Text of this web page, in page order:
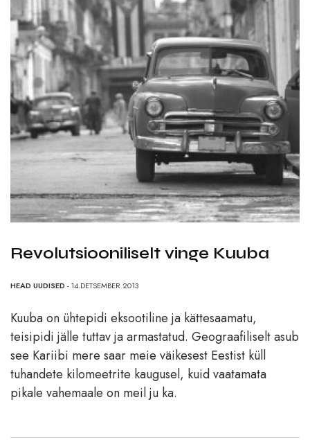
Revolutsiooniliselt vinge Kuuba
HEAD UUDISED - 14.DETSEMBER 2013
Kuuba on ühtepidi eksootiline ja kättesaamatu,
teisipidi jälle tuttav ja armastatud. Geograafiliselt asub
see Kariibi mere saar meie väikesest Eestist küll
tuhandete kilomeetrite kaugusel, kuid vaatamata
pikale vahemaale on meil ju ka.